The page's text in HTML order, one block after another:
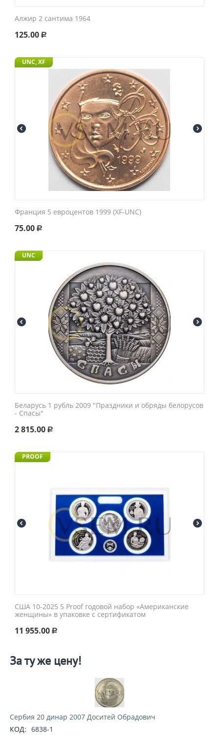
Алжир 2 сантима 1964
125.00 Р
UNC, XF
Франция 5 евроцентов 1999 (XF-UNC)
75.00 Р
UNC
Беларусь 1 рубль 2009 "Праздники и обряды белорусов
- Спасы"
2 815.00 Р
PROOF
США 10-2025 S Proof годовой набор «Американские
женщины» в упаковке с сертификатом
11 955.00 Р
За ту же цену!
Сербия 20 динар 2007 Доситей Обрадович
КОД: 6838-1